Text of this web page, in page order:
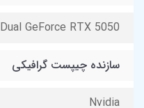
Dual GeForce RTX 5050
سازنده چیپست گرافیکی
Nvidia